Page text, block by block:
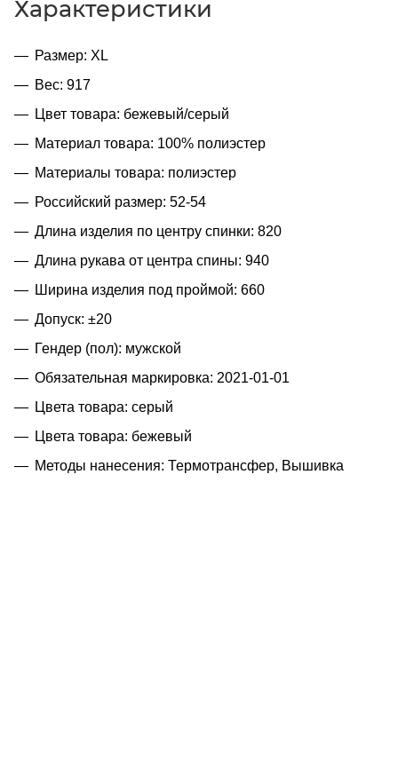
Характеристики
Размер: XL
Вес: 917
Цвет товара: бежевый/серый
Материал товара: 100% полиэстер
Материалы товара: полиэстер
Российский размер: 52-54
Длина изделия по центру спинки: 820
Длина рукава от центра спины: 940
Ширина изделия под проймой: 660
Допуск: ±20
Гендер (пол): мужской
Обязательная маркировка: 2021-01-01
Цвета товара: серый
Цвета товара: бежевый
Методы нанесения: Термотрансфер, Вышивка